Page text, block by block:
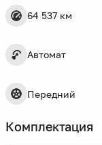
64 537 км
Автомат
Передний
Комплектация